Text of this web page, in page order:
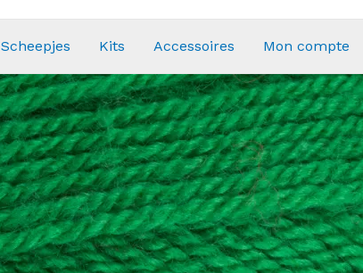
Scheepjes Kits Accessoires Mon compte